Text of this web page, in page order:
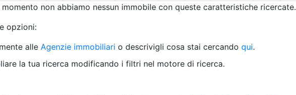
Casa Semi-indipendente
Rustico/Casale
Camera d'Albergo
non abbiamo nessun immobile con queste caratteristiche ricercate.
opzioni:
alle Agenzie immobiliari o descrivigli cosa stai cercando qui.
la tua ricerca modificando i filtri nel motore di ricerca.